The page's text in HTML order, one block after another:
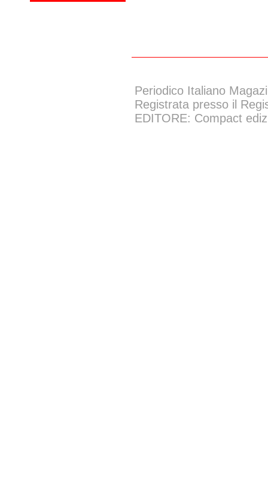
Periodico Italiano
Registrata presso il
EDITORE: Compact